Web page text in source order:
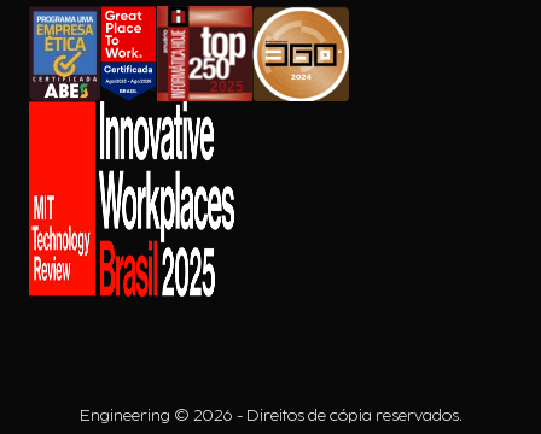
Engineering © 2026 - Direitos de cópia reservados.